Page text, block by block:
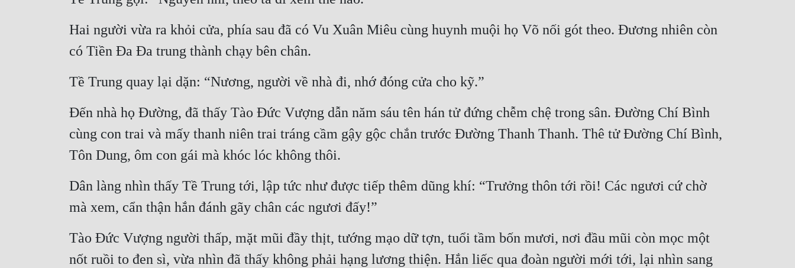
Hai người vừa ra khỏi cửa, phía sau đã có Vu Xuân Miêu cùng huynh muội họ Võ nối gót theo. Đương nhiên còn
có Tiền Đa Đa trung thành chạy bên chân.
Tề Trung quay lại dặn: “Nương, người về nhà đi, nhớ đóng cửa cho kỹ.”
Đến nhà họ Đường, đã thấy Tào Đức Vượng dẫn năm sáu tên hán tử đứng chễm chệ trong sân. Đường Chí Bình
cùng con trai và mấy thanh niên trai tráng cầm gậy gộc chắn trước Đường Thanh Thanh. Thê tử Đường Chí Bình,
Tôn Dung, ôm con gái mà khóc lóc không thôi.
Dân làng nhìn thấy Tề Trung tới, lập tức như được tiếp thêm dũng khí: “Trưởng thôn tới rồi! Các ngươi cứ chờ
mà xem, cẩn thận hắn đánh gãy chân các ngươi đấy!”
Tào Đức Vượng người thấp, mặt mũi đầy thịt, tướng mạo dữ tợn, tuổi tầm bốn mươi, nơi đầu mũi còn mọc một
nốt ruồi to đen sì, vừa nhìn đã thấy không phải hạng lương thiện. Hắn liếc qua đoàn người mới tới, lại nhìn sang